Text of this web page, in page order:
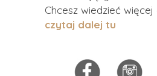
Chcesz wiedzieć
czytaj dalej tu